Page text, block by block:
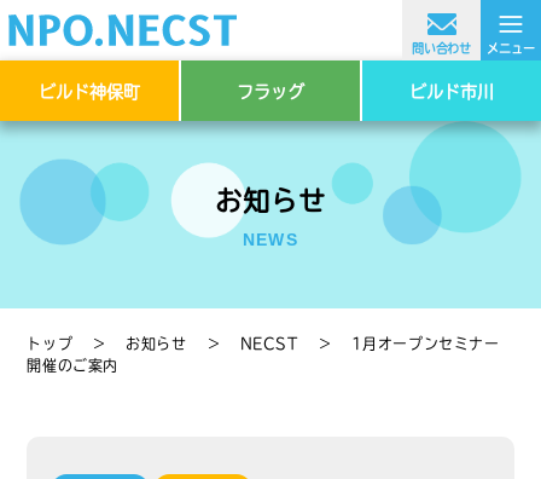
≡
メニュー
問い合わせ
ビルド神保町 フラッグ ビルド市川
お知らせ
NEWS
トップ ＞ お知らせ ＞ NECST＞
1月オープンセミナー
開催のご案内